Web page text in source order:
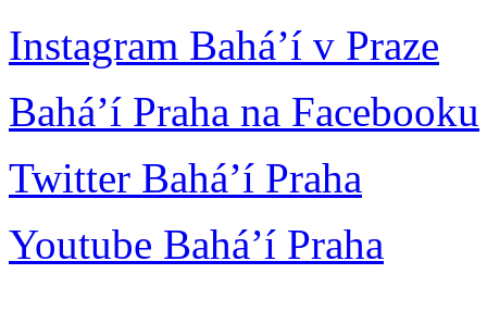
Instagram Bahá’í v Praze
Bahá’í Praha na Facebooku
Twitter Bahá’í Praha
Youtube Bahá’í Praha